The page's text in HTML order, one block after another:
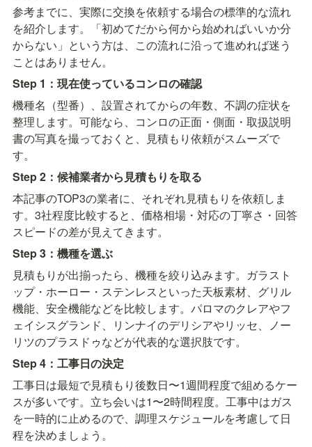
参考までに、実際に交換を依頼する場合の標準的な流れ
を紹介します。「初めてだから何から始めればいいか分
からない」という方は、この流れに沿って進めれば迷う
ことはありません。
Step 1：現在使っているコンロの確認
機種名（型番）、設置されてからの年数、不調の症状を
整理します。可能なら、コンロの正面・側面・取扱説明
書の写真を撮っておくと、見積もり依頼がスムーズで
す。
Step 2：候補業者から見積もりを取る
本記事のTOP3の業者に、それぞれ見積もりを依頼しま
す。3社程度比較すると、価格相場・対応の丁寧さ・回答
スピードの差が見えてきます。
Step 3：機種を選ぶ
見積もりが出揃ったら、機種を絞り込みます。ガラスト
ップ・ホーロー・ステンレスといった天板素材、グリル
機能、安全機能などを比較します。パロマのクレアやフ
ェイシスグランド、リンナイのデリシアやリッセ、ノー
リツのプラスドゥなどが代表的な選択肢です。
Step 4：工事日の決定
工事日は最短で見積もり後数日〜1週間程度で組めるケー
スが多いです。立ち会いは1〜2時間程度。工事中はガス
を一時的に止めるので、調理スケジュールを考慮して日
程を決めましょう。